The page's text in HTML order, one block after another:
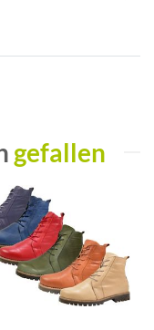
gefallen